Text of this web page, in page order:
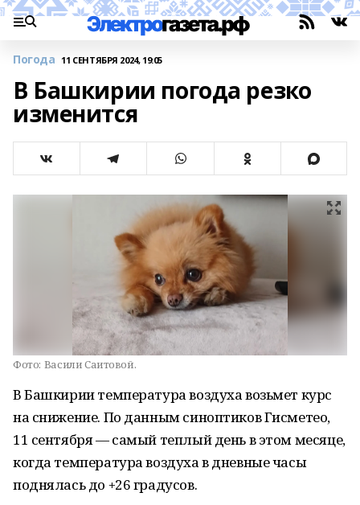
Погода 11 СЕНТЯБРЯ 2024, 19:05
В Башкирии погода резко
изменится
Фото: Васили Саитовой.
В Башкирии температура воздуха возьмет курс
на снижение. По данным синоптиков Гисметео,
11 сентября — самый теплый день в этом месяце,
когда температура воздуха в дневные часы
поднялась до +26 градусов.